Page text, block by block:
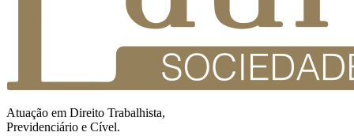
Atuação em Direito Trabalhista,
Previdenciário e Cível.